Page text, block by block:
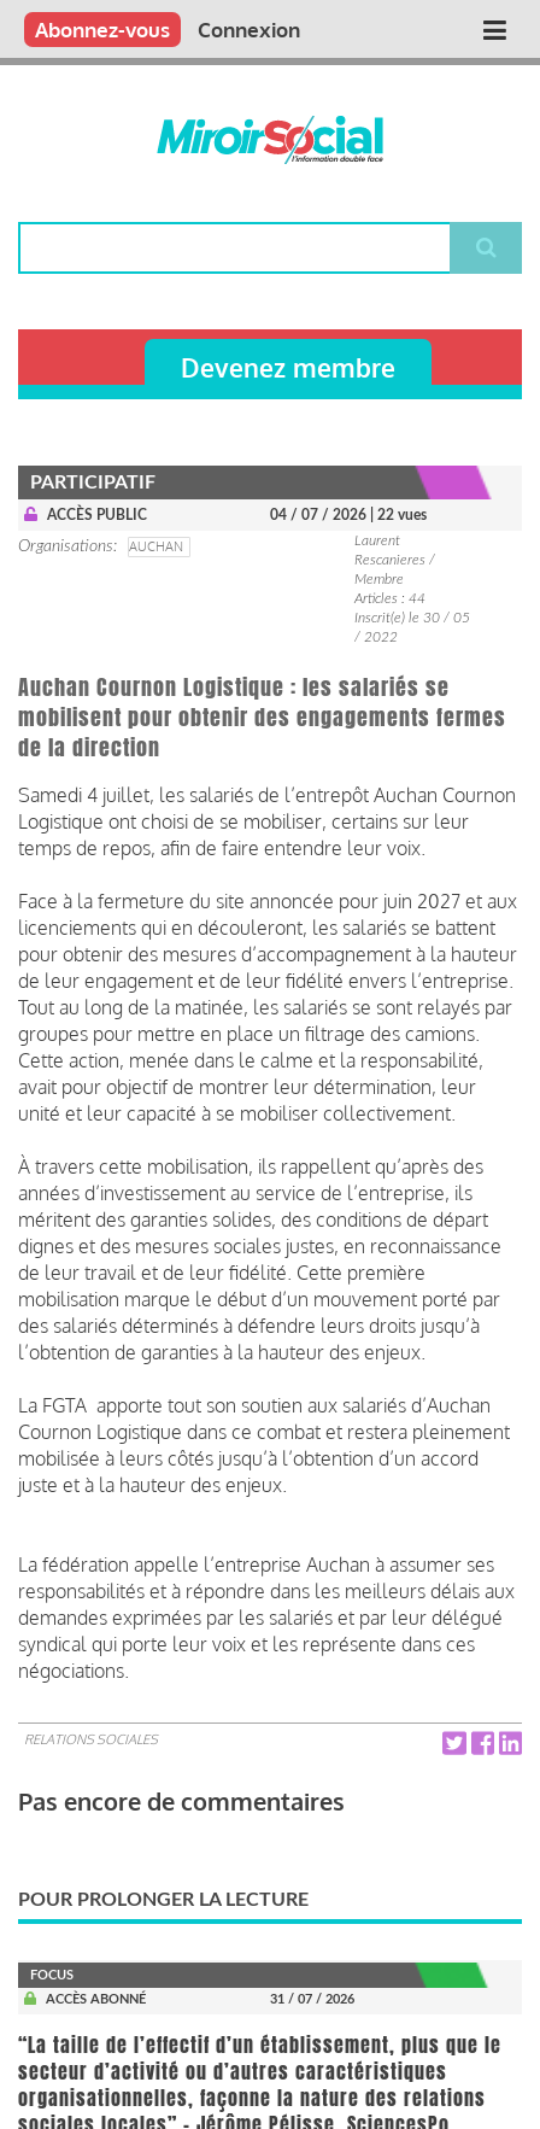
Aller
contenu
Main
Qui sommes nous ?
Vous publiez
Nous publions
Contactez-nous
Abonnez-vous Connexion
Devenez membre
PARTICIPATIF
ACCÈS PUBLIC 04 / 07 / 2026 | 22 vues
Organisations AUCHAN
Laurent
Rescanieres /
Membre
Articles : 44
Inscrit(e) le 30 / 05
/ 2022
Auchan Cournon Logistique : les salariés se
mobilisent pour obtenir des engagements fermes
de la direction
Samedi 4 juillet, les salariés de l’entrepôt Auchan Cournon
Logistique ont choisi de se mobiliser, certains sur leur
temps de repos, afin de faire entendre leur voix.
Face à la fermeture du site annoncée pour juin 2027 et aux
licenciements qui en découleront, les salariés se battent
pour obtenir des mesures d’accompagnement à la hauteur
de leur engagement et de leur fidélité envers l’entreprise.
Tout au long de la matinée, les salariés se sont relayés par
groupes pour mettre en place un filtrage des camions.
Cette action, menée dans le calme et la responsabilité,
avait pour objectif de montrer leur détermination, leur
unité et leur capacité à se mobiliser collectivement.
À travers cette mobilisation, ils rappellent qu’après des
années d’investissement au service de l’entreprise, ils
méritent des garanties solides, des conditions de départ
dignes et des mesures sociales justes, en reconnaissance
de leur travail et de leur fidélité. Cette première
mobilisation marque le début d’un mouvement porté par
des salariés déterminés à défendre leurs droits jusqu’à
l’obtention de garanties à la hauteur des enjeux.
La FGTA apporte tout son soutien aux salariés d’Auchan
Cournon Logistique dans ce combat et restera pleinement
mobilisée à leurs côtés jusqu’à l’obtention d’un accord
juste et à la hauteur des enjeux.
La fédération appelle l’entreprise Auchan à assumer ses
responsabilités et à répondre dans les meilleurs délais aux
demandes exprimées par les salariés et par leur délégué
syndical qui porte leur voix et les représente dans ces
négociations.
RELATIONS SOCIALES
Pas encore de commentaires
POUR PROLONGER LA LECTURE
FOCUS
ACCÈS ABONNÉ
31 / 07 / 2026
“La taille de l’effectif d’un établissement, plus que le
secteur d’activité ou d’autres caractéristiques
organisationnelles, façonne la nature des relations